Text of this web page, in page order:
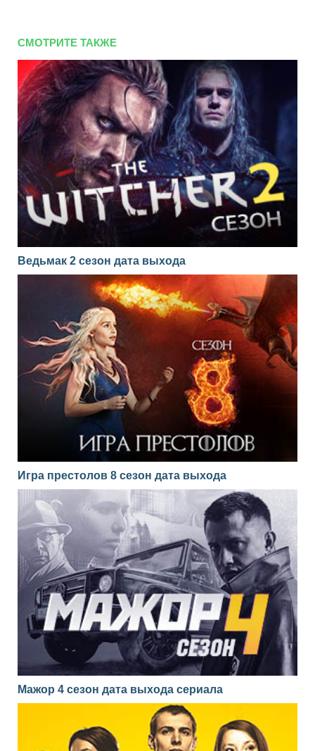
СМОТРИТЕ ТАКЖЕ
Ведьмак 2 сезон дата выхода
Игра престолов 8 сезон дата выхода
Мажор 4 сезон дата выхода сериала